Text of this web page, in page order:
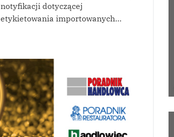
notyfikacji dotyczącej
etykietowania importowanych…